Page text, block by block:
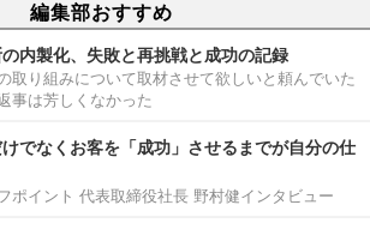
編集部おすすめ
内製化、失敗と再挑戦と成功の記録
取り組みについて取材させて欲しいと頼んでいた
事は芳しくなかった
けでなくお客を「成功」させるまでが自分の仕
ポイント 代表取締役社長 野村健インタビュー